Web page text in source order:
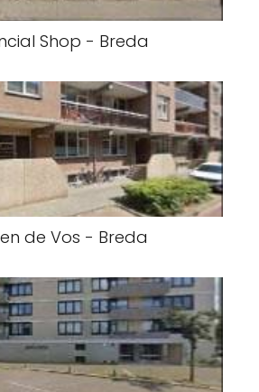
Shop - Breda
de Vos - Breda